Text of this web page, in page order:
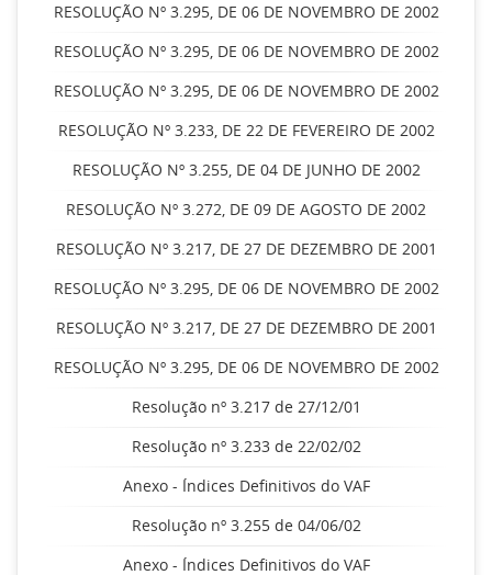
RESOLUÇÃO Nº 3.295, DE 06 DE NOVEMBRO DE 2002
RESOLUÇÃO Nº 3.295, DE 06 DE NOVEMBRO DE 2002
RESOLUÇÃO Nº 3.295, DE 06 DE NOVEMBRO DE 2002
RESOLUÇÃO Nº 3.233, DE 22 DE FEVEREIRO DE 2002
RESOLUÇÃO Nº 3.255, DE 04 DE JUNHO DE 2002
RESOLUÇÃO Nº 3.272, DE 09 DE AGOSTO DE 2002
RESOLUÇÃO Nº 3.217, DE 27 DE DEZEMBRO DE 2001
RESOLUÇÃO Nº 3.295, DE 06 DE NOVEMBRO DE 2002
RESOLUÇÃO Nº 3.217, DE 27 DE DEZEMBRO DE 2001
RESOLUÇÃO Nº 3.295, DE 06 DE NOVEMBRO DE 2002
Resolução nº 3.217 de 27/12/01
Resolução nº 3.233 de 22/02/02
Anexo - Índices Definitivos do VAF
Resolução nº 3.255 de 04/06/02
Anexo - Índices Definitivos do VAF